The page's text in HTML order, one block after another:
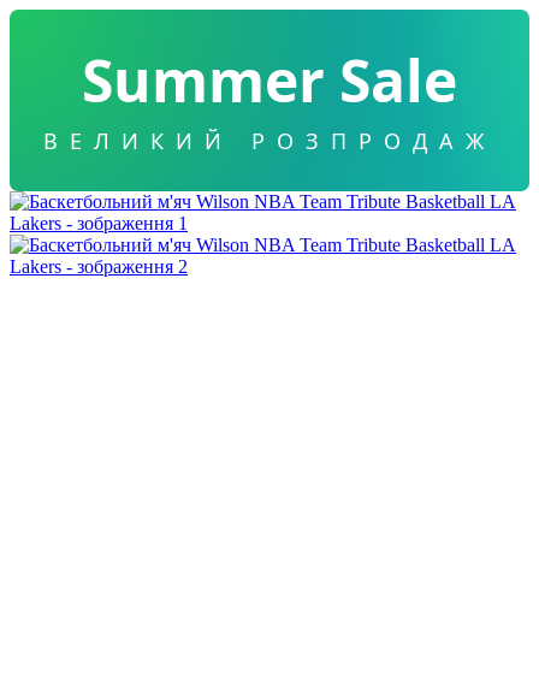
Summer Sale
ВЕЛИКИЙ РОЗПРОДАЖ